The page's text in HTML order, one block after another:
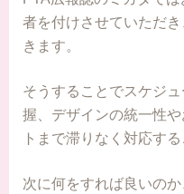
者を付けさせていただ
きます。
そうすることでスケジ
握、デザインの統一性
トまで滞りなく対応す
次に何をすれば良いの